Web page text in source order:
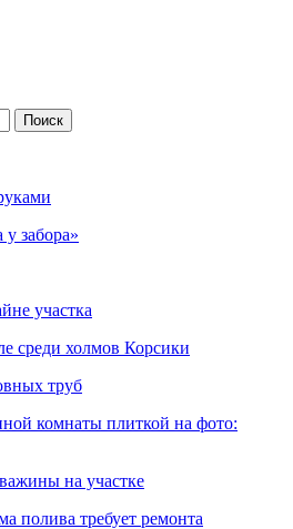
забора»
участка
среди холмов Корсики
труб
комнаты плиткой на фото:
на участке
полива требует ремонта